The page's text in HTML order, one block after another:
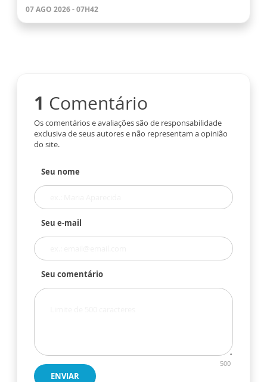
07 AGO 2026 - 07H42
1 Comentário
Os comentários e avaliações são de responsabilidade
exclusiva de seus autores e não representam a opinião
do site.
Seu nome
Seu e-mail
Seu comentário
500
ENVIAR